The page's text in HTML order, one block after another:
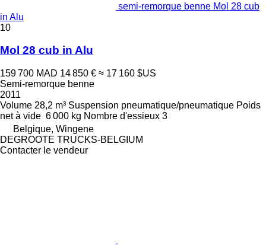
semi-remorque benne Mol 28 cub
in Alu
10
Mol 28 cub in Alu
159 700 MAD 14 850 € ≈ 17 160 $US
Semi-remorque benne
2011
Volume 28,2 m³ Suspension pneumatique/pneumatique Poids
net à vide 6 000 kg Nombre d'essieux 3
Belgique, Wingene
DEGROOTE TRUCKS-BELGIUM
Contacter le vendeur